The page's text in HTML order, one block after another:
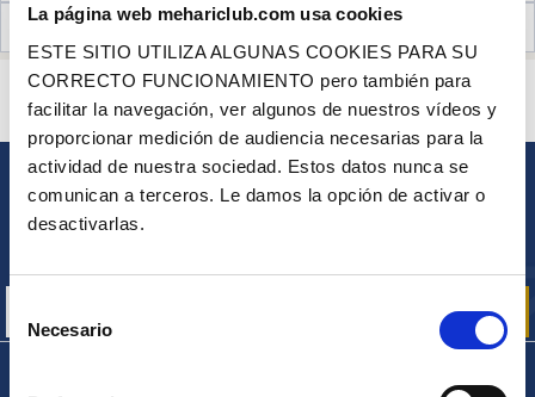
La página web mehariclub.com usa cookies
ESTE SITIO UTILIZA ALGUNAS COOKIES PARA SU
CORRECTO FUNCIONAMIENTO pero también para
facilitar la navegación, ver algunos de nuestros vídeos y
proporcionar medición de audiencia necesarias para la
actividad de nuestra sociedad. Estos datos nunca se
comunican a terceros. Le damos la opción de activar o
desactivarlas.
de Necesario
OPINIONES DE CLIENTES (24)
¿ALGUNA PREGUNTA? ¿NECESITA AYUDA?
PÓNGASE EN CONTACTO CON NOSOTROS
BOLETÍN